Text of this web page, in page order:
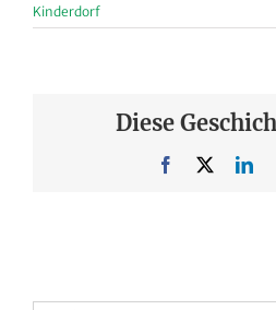
Kinderdorf
Diese
Facebook